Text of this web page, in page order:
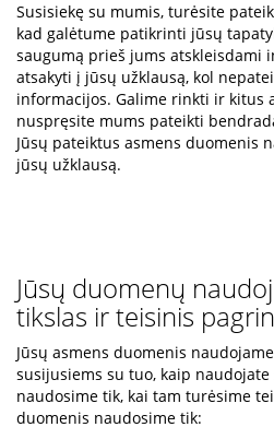
Susisiekę su mumis, turėsite
kad galėtume patikrinti jūsų
saugumą prieš jums atskleisdami
atsakyti į jūsų užklausą, kol
informacijos. Galime rinkti ir kitus
nuspręsite mums pateikti
Jūsų pateiktus asmens duomenis
jūsų užklausą.
Jūsų duomenų
tikslas ir teisinis
Jūsų asmens duomenis
susijusiems su tuo, kaip naudojate
naudosime tik, kai tam turėsime
duomenis naudosime tik: